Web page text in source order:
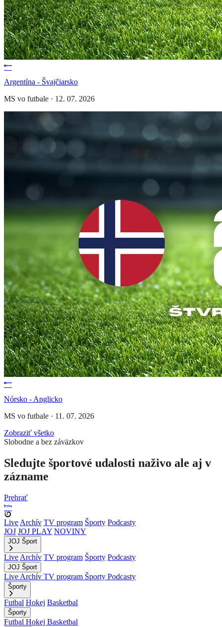
Argentína - Švajčiarsko
MS vo futbale · 12. 07. 2026
Nórsko - Anglicko
MS vo futbale · 11. 07. 2026
Zobraziť všetko
Slobodne a bez záväzkov
Sledujte športové udalosti naživo ale aj v
zázname
Prehrať
Live Archív TV program Športy Podcasty
JOJ JOJ PLAY NOVINY
JOJ Šport
Live Archív TV program Športy Podcasty
JOJ Šport
Live Archív TV program Športy Podcasty
Športy
Futbal Hokej Basketbal
Športy
Futbal Hokej Basketbal